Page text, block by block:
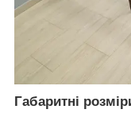
Габаритні